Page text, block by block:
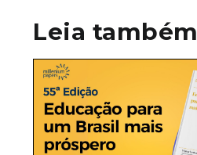
Leia também